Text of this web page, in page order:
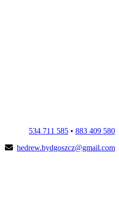
534 711 585 • 883 409 580
hedrew.bydgoszcz@gmail.com